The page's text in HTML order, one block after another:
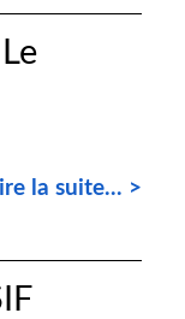
la suite... >